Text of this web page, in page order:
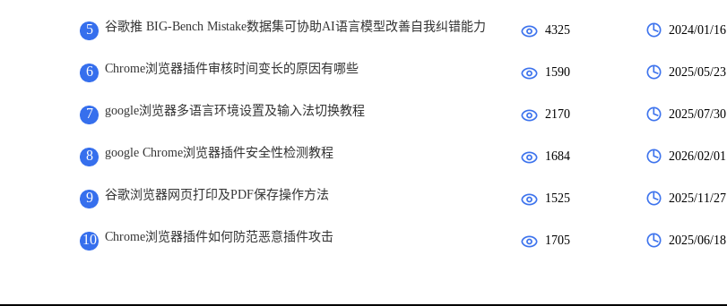
5 谷歌推 BIG-Bench Mistake数据集可协助AI语言模型改善自我纠错能力 4325 2024/01/16
6 Chrome浏览器插件审核时间变长的原因有哪些 1590 2025/05/23
7 google浏览器多语言环境设置及输入法切换教程 2170 2025/07/30
8 google Chrome浏览器插件安全性检测教程 1684 2026/02/01
9 谷歌浏览器网页打印及PDF保存操作方法 1525 2025/11/27
10 Chrome浏览器插件如何防范恶意插件攻击 1705 2025/06/18